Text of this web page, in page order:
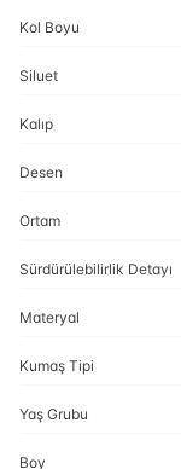
Kol Boyu
Siluet
Kalıp
Desen
Ortam
Sürdürülebilirlik Detayı
Materyal
Kumaş Tipi
Yaş Grubu
Boy